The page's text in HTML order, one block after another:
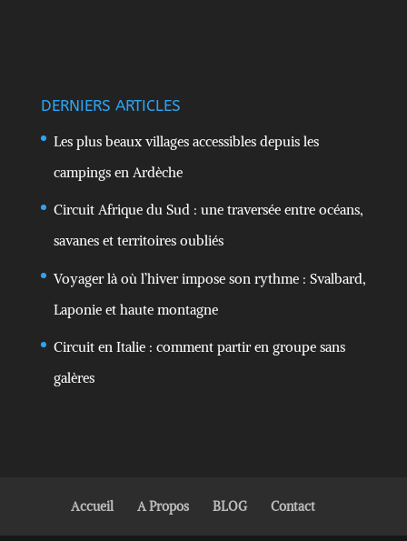
DERNIERS ARTICLES
Les plus beaux villages accessibles depuis les
campings en Ardèche
Circuit Afrique du Sud : une traversée entre océans,
savanes et territoires oubliés
Voyager là où l’hiver impose son rythme : Svalbard,
Laponie et haute montagne
Circuit en Italie : comment partir en groupe sans
galères
Accueil A Propos BLOG Contact